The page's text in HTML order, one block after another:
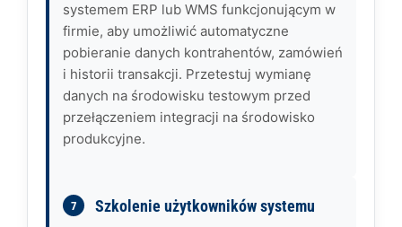
systemem ERP lub WMS funkcjonującym w
firmie, aby umożliwić automatyczne
pobieranie danych kontrahentów, zamówień
i historii transakcji. Przetestuj wymianę
danych na środowisku testowym przed
przełączeniem integracji na środowisko
produkcyjne.
Szkolenie użytkowników systemu